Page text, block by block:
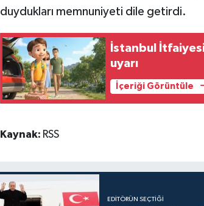
duydukları memnuniyeti dile getirdi.
İstanbul
uyarı
İçeriği Görüntüle
Kaynak: RSS
EDITÖRÜN SEÇTIĞI